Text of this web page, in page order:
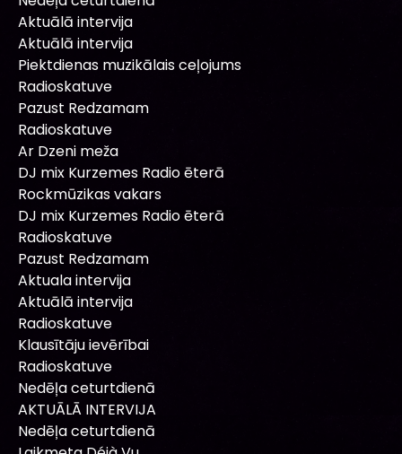
Aktuālā intervija
Aktuālā intervija
Piektdienas muzikālais ceļojums
Radioskatuve
Pazust Redzamam
Radioskatuve
Ar Dzeni meža
DJ mix Kurzemes Radio ēterā
Rockmūzikas vakars
DJ mix Kurzemes Radio ēterā
Radioskatuve
Pazust Redzamam
Aktuala intervija
Aktuālā intervija
Radioskatuve
Klausītāju ievērībai
Radioskatuve
Nedēļa ceturtdienā
AKTUĀLĀ INTERVIJA
Nedēļa ceturtdienā